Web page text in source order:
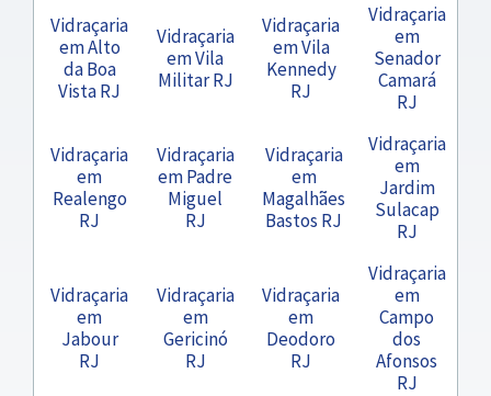
Vidraçaria
em Alto
da Boa
Vista RJ
Vidraçaria
em Vila
Militar RJ
Vidraçaria
em Vila
Kennedy
RJ
Vidraçaria
em
Senador
Camará
RJ
Vidraçaria
em
Realengo
RJ
Vidraçaria
em Padre
Miguel
RJ
Vidraçaria
em
Magalhães
Bastos RJ
Vidraçaria
em
Jardim
Sulacap
RJ
Vidraçaria
em
Jabour
RJ
Vidraçaria
em
Gericinó
RJ
Vidraçaria
em
Deodoro
RJ
Vidraçaria
em
Campo
dos
Afonsos
RJ